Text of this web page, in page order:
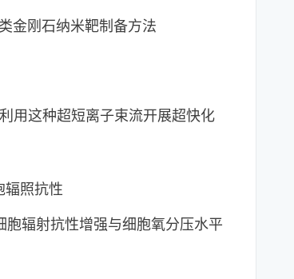
类金刚石纳米靶制备方法
用这种超短离子束流开展超快化
辐照抗性
胞辐射抗性增强与细胞氧分压水平